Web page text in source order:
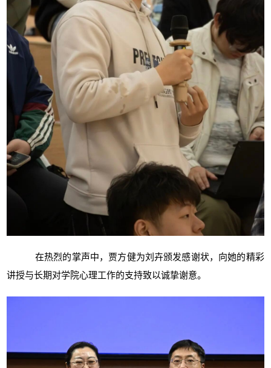
在热烈的掌声中，贾方健为刘卉颁发感谢状，向她的精彩
讲授与长期对学院心理工作的支持致以诚挚谢意。